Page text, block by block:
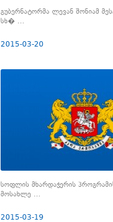
გუბერნატორმა ლევან შონიამ
სხ� ...
2015-03-20
სოფლის მხარდაჭერის
მოსახლე ...
2015-03-19